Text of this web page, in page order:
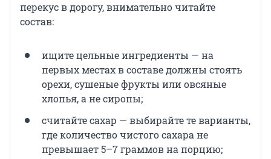
перекус в дорогу, внимательно читайте
состав:
ищите цельные ингредиенты — на
первых местах в составе должны стоять
орехи, сушеные фрукты или овсяные
хлопья, а не сиропы;
считайте сахар — выбирайте те варианты,
где количество чистого сахара не
превышает 5–7 граммов на порцию;